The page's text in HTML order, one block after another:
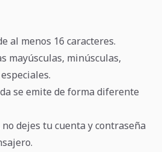
al menos 16 caracteres.
mayúsculas, minúsculas,
se emite de forma diferente
dejes tu cuenta y contraseña